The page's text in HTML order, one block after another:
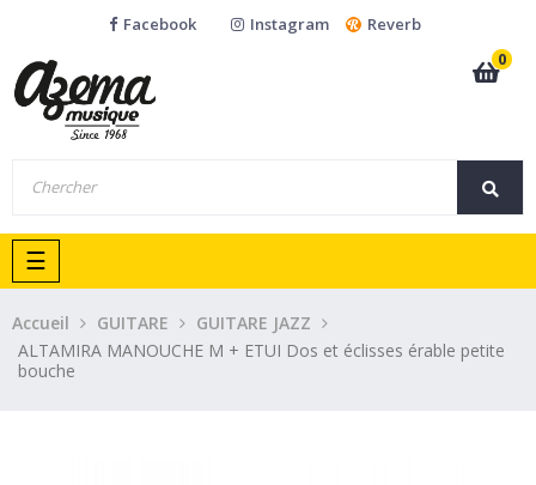
Facebook Instagram
Reverb
0
Basculer
la
navigation
☰
Accueil GUITARE
GUITARE JAZZ
ALTAMIRA MANOUCHE M + ETUI Dos et éclisses érable petite
bouche